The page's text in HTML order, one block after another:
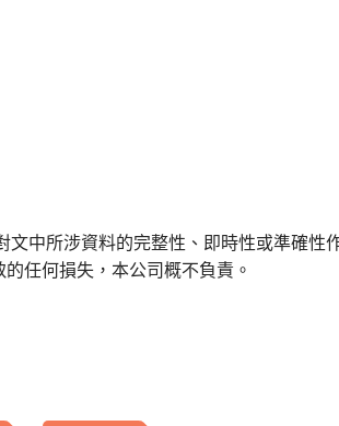
中所涉資料的完整性、即時性或準確性
任何損失，本公司概不負責。